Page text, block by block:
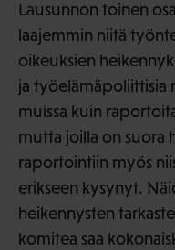
Lausunnon toinen
laajemmin niitä
oikeuksien
ja työelämäpoliittisia
muissa kuin
mutta joilla on suora
raportointiin myös
erikseen kysynyt.
heikennysten
komitea saa